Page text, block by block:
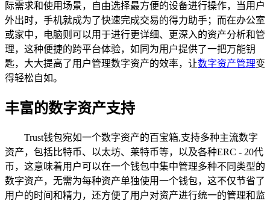
际需求和使用场景，自由选择最方便的设备进行操作，当用户
外出时，手机就成为了快速完成交易的得力助手；而在办公室
或家中，电脑则可以用于进行更详细、更深入的资产分析和管
理，这种便捷的跨平台体验，如同为用户提供了一把万能钥
匙，大大提高了用户管理数字资产的效率，让数字资产管理变
得轻松自如。
丰富的数字资产支持
Trust钱包宛如一个数字资产的百宝箱,支持多种主流数字
资产，包括比特币、以太坊、莱特币等，以及各种ERC - 20代
币，这意味着用户可以在一个钱包中集中管理多种不同类型的
数字资产，无需为每种资产单独使用一个钱包，这不仅节省了
用户的时间和精力，还方便了用户对资产进行统一的管理和监